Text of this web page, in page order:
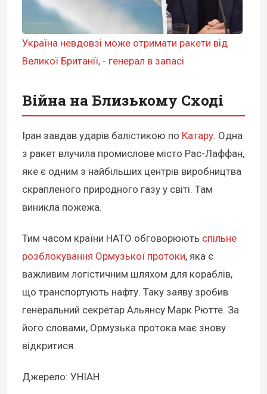
Україна невдовзі може отримати ракети від
Великої Британії, - генерал в запасі
Війна на Близькому Сході
Іран завдав ударів балістикою по Катару. Одна
з ракет влучила промислове місто Рас-Лаффан,
яке є одним з найбільших центрів виробництва
скрапленого природного газу у світі. Там
виникла пожежа.
Тим часом країни НАТО обговорюють спільне
розблокування Ормузької протоки, яка є
важливим логістичним шляхом для кораблів,
що транспортують нафту. Таку заяву зробив
генеральний секретар Альянсу Марк Рютте. За
його словами, Ормузька протока має знову
відкритися.
Джерело: УНІАН